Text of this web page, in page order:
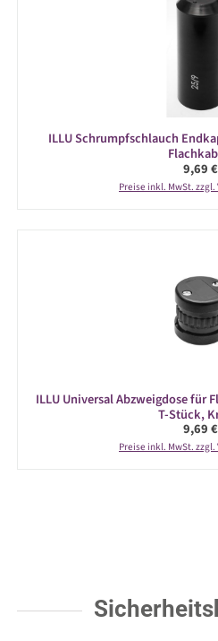
ILLU Schrumpfschlauch
9,69 €
Preise inkl. MwSt.
ILLU Universal Abzweigdose für
T-Stück,
9,69 €
Preise inkl. MwSt.